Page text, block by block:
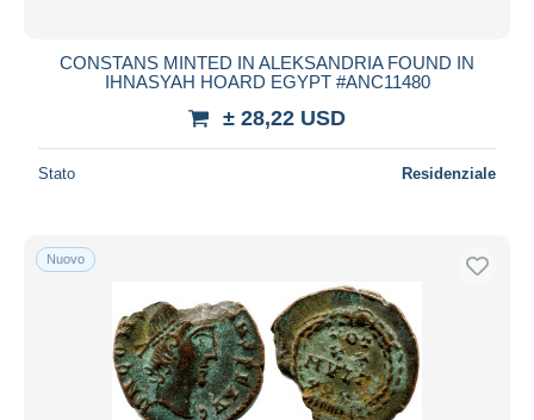
CONSTANS MINTED IN ALEKSANDRIA FOUND IN
IHNASYAH HOARD EGYPT #ANC11480
± 28,22 USD
Stato Residenziale
Nuovo